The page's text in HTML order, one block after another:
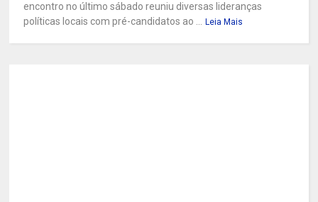
encontro no último sábado reuniu diversas lideranças
políticas locais com pré-candidatos ao ...
Leia Mais